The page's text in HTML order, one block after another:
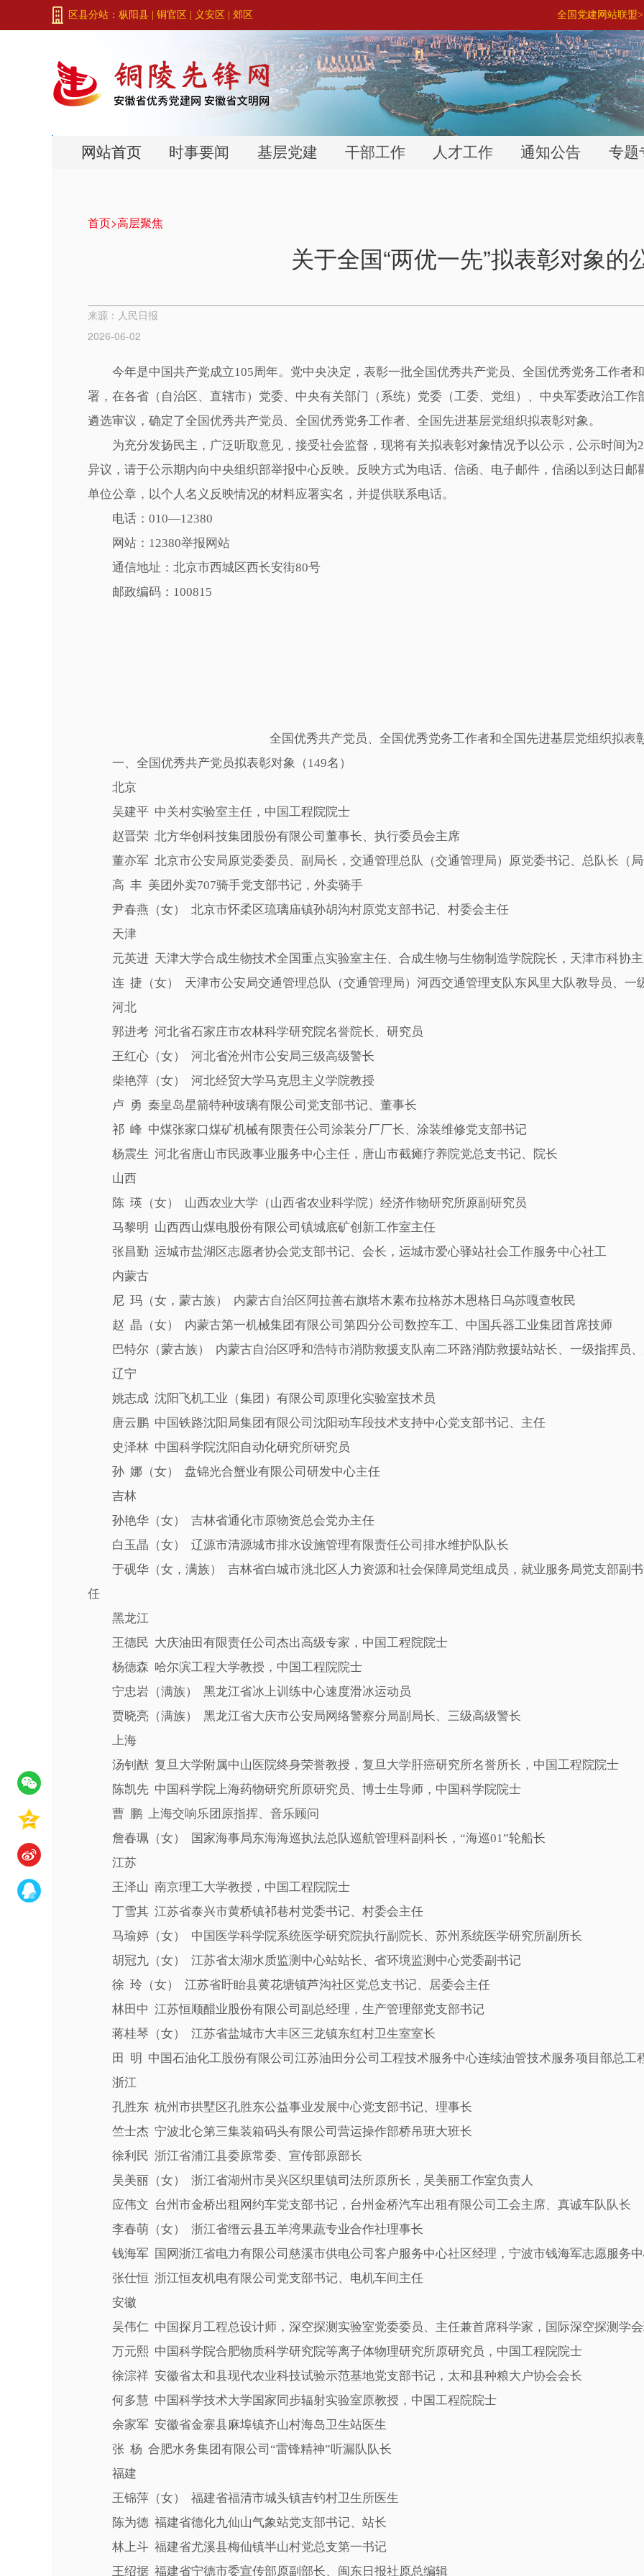
区县分站： 枞阳县 铜官区 义安区 郊区 全国党建网站联盟
网站首页 时事要闻 基层党建 干部工作 人才工作 通知公告 专题
首页>高层聚焦
关于全国“两优一先”拟表彰对象的
来源：人民日报
2026-06-02
今年是中国共产党成立105周年。党中央决定，表彰一批全国优秀共产党员、全国优秀党务工作者
署，在各省（自治区、直辖市）党委、中央有关部门（系统）党委（工委、党组）、中央军委政治工
遴选审议，确定了全国优秀共产党员、全国优秀党务工作者、全国先进基层党组织拟表彰对象。
为充分发扬民主，广泛听取意见，接受社会监督，现将有关拟表彰对象情况予以公示，公示时间为
异议，请于公示期内向中央组织部举报中心反映。反映方式为电话、信函、电子邮件，信函以到达日
单位公章，以个人名义反映情况的材料应署实名，并提供联系电话。
电话：010—12380
网站：12380举报网站
通信地址：北京市西城区西长安街80号
邮政编码：100815
全国优秀共产党员、全国优秀党务工作者和全国先进基层党组织拟表
一、全国优秀共产党员拟表彰对象（149名）
北京
吴建平 中关村实验室主任，中国工程院院士
赵晋荣 北方华创科技集团股份有限公司董事长、执行委员会主席
董亦军 北京市公安局原党委委员、副局长，交通管理总队（交通管理局）原党委书记、总队长（
高 丰 美团外卖707骑手党支部书记，外卖骑手
尹春燕（女） 北京市怀柔区琉璃庙镇孙胡沟村原党支部书记、村委会主任
天津
元英进 天津大学合成生物技术全国重点实验室主任、合成生物与生物制造学院院长，天津市科协
连 捷（女） 天津市公安局交通管理总队（交通管理局）河西交通管理支队东风里大队教导员、一
河北
郭进考 河北省石家庄市农林科学研究院名誉院长、研究员
王红心（女） 河北省沧州市公安局三级高级警长
柴艳萍（女） 河北经贸大学马克思主义学院教授
卢 勇 秦皇岛星箭特种玻璃有限公司党支部书记、董事长
祁 峰 中煤张家口煤矿机械有限责任公司涂装分厂厂长、涂装维修党支部书记
杨震生 河北省唐山市民政事业服务中心主任，唐山市截瘫疗养院党总支书记、院长
山西
陈 瑛（女） 山西农业大学（山西省农业科学院）经济作物研究所原副研究员
马黎明 山西西山煤电股份有限公司镇城底矿创新工作室主任
张昌勤 运城市盐湖区志愿者协会党支部书记、会长，运城市爱心驿站社会工作服务中心社工
内蒙古
尼 玛（女，蒙古族） 内蒙古自治区阿拉善右旗塔木素布拉格苏木恩格日乌苏嘎查牧民
赵 晶（女） 内蒙古第一机械集团有限公司第四分公司数控车工、中国兵器工业集团首席技师
巴特尔（蒙古族） 内蒙古自治区呼和浩特市消防救援支队南二环路消防救援站站长、一级指挥员
辽宁
姚志成 沈阳飞机工业（集团）有限公司原理化实验室技术员
唐云鹏 中国铁路沈阳局集团有限公司沈阳动车段技术支持中心党支部书记、主任
史泽林 中国科学院沈阳自动化研究所研究员
孙 娜（女） 盘锦光合蟹业有限公司研发中心主任
吉林
孙艳华（女） 吉林省通化市原物资总会党办主任
白玉晶（女） 辽源市清源城市排水设施管理有限责任公司排水维护队队长
于砚华（女，满族） 吉林省白城市洮北区人力资源和社会保障局党组成员，就业服务局党支部副
任
黑龙江
王德民 大庆油田有限责任公司杰出高级专家，中国工程院院士
杨德森 哈尔滨工程大学教授，中国工程院院士
宁忠岩（满族） 黑龙江省冰上训练中心速度滑冰运动员
贾晓亮（满族） 黑龙江省大庆市公安局网络警察分局副局长、三级高级警长
上海
汤钊猷 复旦大学附属中山医院终身荣誉教授，复旦大学肝癌研究所名誉所长，中国工程院院士
陈凯先 中国科学院上海药物研究所原研究员、博士生导师，中国科学院院士
曹 鹏 上海交响乐团原指挥、音乐顾问
詹春珮（女） 国家海事局东海海巡执法总队巡航管理科副科长，“海巡01”轮船长
江苏
王泽山 南京理工大学教授，中国工程院院士
丁雪其 江苏省泰兴市黄桥镇祁巷村党委书记、村委会主任
马瑜婷（女） 中国医学科学院系统医学研究院执行副院长、苏州系统医学研究所副所长
胡冠九（女） 江苏省太湖水质监测中心站站长、省环境监测中心党委副书记
徐 玲（女） 江苏省盱眙县黄花塘镇芦沟社区党总支书记、居委会主任
林田中 江苏恒顺醋业股份有限公司副总经理，生产管理部党支部书记
蒋桂琴（女） 江苏省盐城市大丰区三龙镇东红村卫生室室长
田 明 中国石油化工股份有限公司江苏油田分公司工程技术服务中心连续油管技术服务项目部总工
浙江
孔胜东 杭州市拱墅区孔胜东公益事业发展中心党支部书记、理事长
竺士杰 宁波北仑第三集装箱码头有限公司营运操作部桥吊班大班长
徐利民 浙江省浦江县委原常委、宣传部原部长
吴美丽（女） 浙江省湖州市吴兴区织里镇司法所原所长，吴美丽工作室负责人
应伟文 台州市金桥出租网约车党支部书记，台州金桥汽车出租有限公司工会主席、真诚车队队长
李春萌（女） 浙江省缙云县五羊湾果蔬专业合作社理事长
钱海军 国网浙江省电力有限公司慈溪市供电公司客户服务中心社区经理，宁波市钱海军志愿服务
张仕恒 浙江恒友机电有限公司党支部书记、电机车间主任
安徽
吴伟仁 中国探月工程总设计师，深空探测实验室党委委员、主任兼首席科学家，国际深空探测学
万元熙 中国科学院合肥物质科学研究院等离子体物理研究所原研究员，中国工程院院士
徐淙祥 安徽省太和县现代农业科技试验示范基地党支部书记，太和县种粮大户协会会长
何多慧 中国科学技术大学国家同步辐射实验室原教授，中国工程院院士
余家军 安徽省金寨县麻埠镇齐山村海岛卫生站医生
张 杨 合肥水务集团有限公司“雷锋精神”听漏队队长
福建
王锦萍（女） 福建省福清市城头镇吉钓村卫生所医生
陈为德 福建省德化九仙山气象站党支部书记、站长
林上斗 福建省尤溪县梅仙镇半山村党总支第一书记
王绍据 福建省宁德市委宣传部原副部长、闽东日报社原总编辑